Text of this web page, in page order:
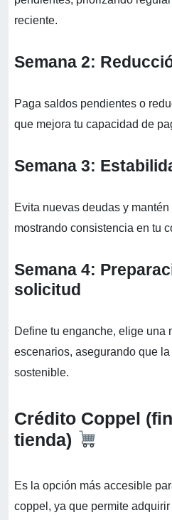
reciente.
Semana 2:
Paga saldos pendientes o
que mejora tu capacidad de
Semana 3:
Evita nuevas deudas y
mostrando consistencia en tu
Semana 4:
solicitud
Define tu enganche, elige una
escenarios, asegurando que
sostenible.
Crédito Coppel
tienda)
Es la opción más accesible
coppel, ya que permite